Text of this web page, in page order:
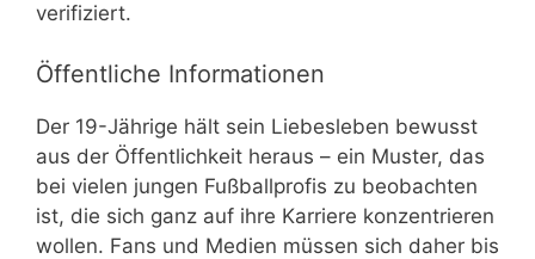
verifiziert.
Öffentliche Informationen
Der 19-Jährige hält sein Liebesleben bewusst
aus der Öffentlichkeit heraus – ein Muster, das
bei vielen jungen Fußballprofis zu beobachten
ist, die sich ganz auf ihre Karriere konzentrieren
wollen. Fans und Medien müssen sich daher bis